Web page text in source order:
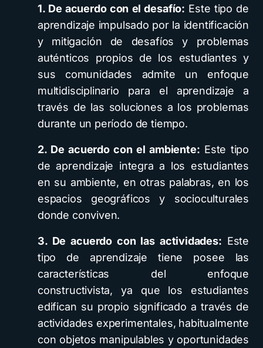
1. De acuerdo con el desafío: Este tipo de
aprendizaje impulsado por la identificación
y mitigación de desafíos y problemas
auténticos propios de los estudiantes y
sus comunidades admite un enfoque
multidisciplinario para el aprendizaje a
través de las soluciones a los problemas
durante un período de tiempo.
2. De acuerdo con el ambiente: Este tipo
de aprendizaje integra a los estudiantes
en su ambiente, en otras palabras, en los
espacios geográficos y socioculturales
donde conviven.
3. De acuerdo con las actividades: Este
tipo de aprendizaje tiene posee las
características del enfoque
constructivista, ya que los estudiantes
edifican su propio significado a través de
actividades experimentales, habitualmente
con objetos manipulables y oportunidades